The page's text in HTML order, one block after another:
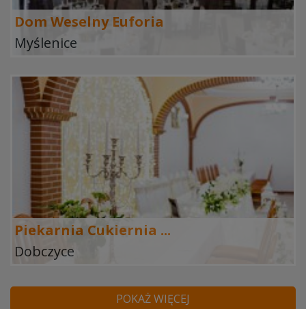
Dom Weselny Euforia
Myślenice
Piekarnia Cukiernia ...
Dobczyce
POKAŻ WIĘCEJ